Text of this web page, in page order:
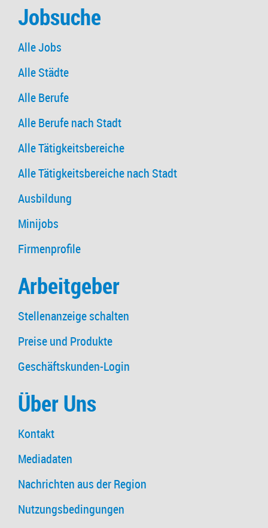
Jobsuche
Alle Jobs
Alle Städte
Alle Berufe
Alle Berufe nach Stadt
Alle Tätigkeitsbereiche
Alle Tätigkeitsbereiche nach Stadt
Ausbildung
Minijobs
Firmenprofile
Arbeitgeber
Stellenanzeige schalten
Preise und Produkte
Geschäftskunden-Login
Über Uns
Kontakt
Mediadaten
Nachrichten aus der Region
Nutzungsbedingungen